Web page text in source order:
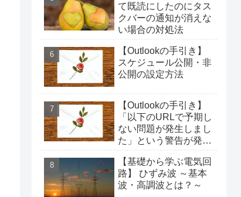
て既読にしたのにタス
クバーの通知が消えな
い場合の対処法
【Outlookの手引き】
スケジュール公開・非
公開の設定方法
【Outlookの手引き】
「以下のURLで予期し
ない問題が発生しまし
た」という警告が発生
【基礎から学ぶ電気回
路】 ひずみ波 ～基本
波・高調波とは？～